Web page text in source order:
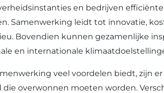
en bedrijven
Samenwerking leidt tot innovatie,
Bovendien kunnen gezamenlijke
en internationale
veel voordelen biedt, zijn
die overwonnen moeten worden.